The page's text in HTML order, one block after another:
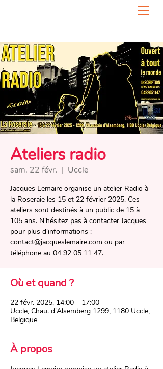
Ateliers radio
sam. 22 févr.
  |
Uccle
Jacques Lemaire organise un atelier Radio à
la Roseraie les 15 et 22 février 2025. Ces
ateliers sont destinés à un public de 15 à
105 ans. N'hésitez pas à contacter Jacques
pour plus d'informations :
contact@jacqueslemaire.com ou par
téléphone au 04 92 05 11 47.
Où et quand ?
22 févr. 2025, 14:00 – 17:00
Uccle, Chau. d'Alsemberg 1299, 1180 Uccle,
Belgique
À propos